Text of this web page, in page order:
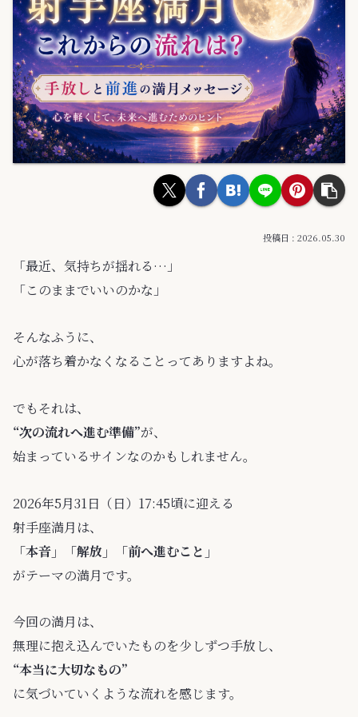
2026.05.30
「最近、気持ちが揺れる…」
「このままでいいのかな」
そんなふうに、
心が落ち着かなくなることってありますよね。
でもそれは、
“次の流れへ進む準備”が、
始まっているサインなのかもしれません。
2026年5月31日（日）17:45頃に迎える
射手座満月は、
「本音」「解放」「前へ進むこと」
がテーマの満月です。
今回の満月は、
無理に抱え込んでいたものを少しずつ手放し、
“本当に大切なもの”
に気づいていくような流れを感じます。